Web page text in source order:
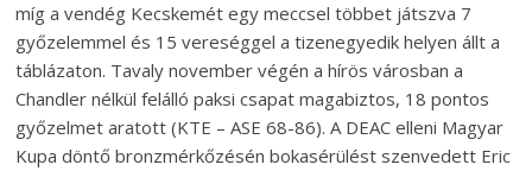
míg a vendég Kecskemét egy meccsel többet játszva 7
győzelemmel és 15 vereséggel a tizenegyedik helyen állt a
táblázaton. Tavaly november végén a hírös városban a
Chandler nélkül felálló paksi csapat magabiztos, 18 pontos
győzelmet aratott (KTE – ASE 68-86). A DEAC elleni Magyar
Kupa döntő bronzmérkőzésén bokasérülést szenvedett Eric